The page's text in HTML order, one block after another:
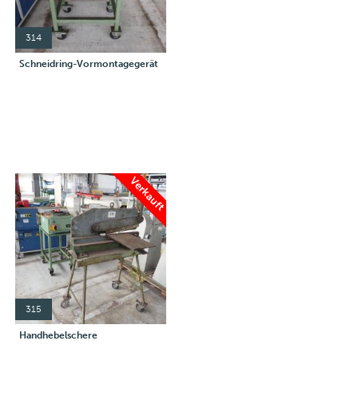
314
Schneidring-Vormontagegerät
Verkauft
315
Handhebelschere